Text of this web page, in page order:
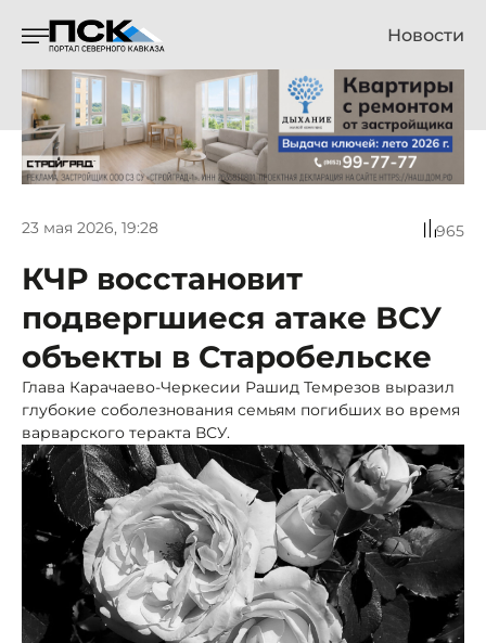
Новости
23 мая 2026, 19:28 965
КЧР восстановит
подвергшиеся атаке ВСУ
объекты в Старобельске
Глава Карачаево-Черкесии Рашид Темрезов выразил
глубокие соболезнования семьям погибших во время
варварского теракта ВСУ.